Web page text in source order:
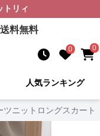
トリィ
料無料
0 0
人気ランキング
ツニットロングスカート